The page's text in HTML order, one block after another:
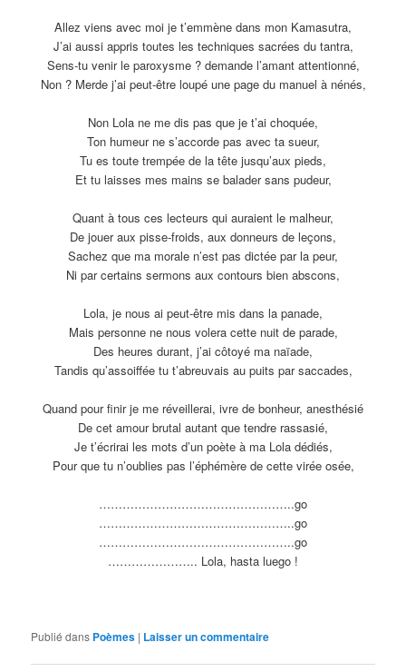
Allez viens avec moi je t’emmène dans mon Kamasutra,
J’ai aussi appris toutes les techniques sacrées du tantra,
Sens-tu venir le paroxysme ? demande l’amant attentionné,
Non ? Merde j’ai peut-être loupé une page du manuel à nénés,
Non Lola ne me dis pas que je t’ai choquée,
Ton humeur ne s’accorde pas avec ta sueur,
Tu es toute trempée de la tête jusqu’aux pieds,
Et tu laisses mes mains se balader sans pudeur,
Quant à tous ces lecteurs qui auraient le malheur,
De jouer aux pisse-froids, aux donneurs de leçons,
Sachez que ma morale n’est pas dictée par la peur,
Ni par certains sermons aux contours bien abscons,
Lola, je nous ai peut-être mis dans la panade,
Mais personne ne nous volera cette nuit de parade,
Des heures durant, j’ai côtoyé ma naïade,
Tandis qu’assoiffée tu t’abreuvais au puits par saccades,
Quand pour finir je me réveillerai, ivre de bonheur, anesthésié
De cet amour brutal autant que tendre rassasié,
Je t’écrirai les mots d’un poète à ma Lola dédiés,
Pour que tu n’oublies pas l’éphémère de cette virée osée,
…………………………………………..go
…………………………………………..go
…………………………………………..go
………………….. Lola, hasta luego !
Publié dans Poèmes | Laisser un commentaire